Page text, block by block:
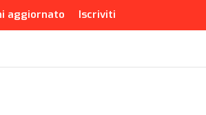
aggiornato Iscriviti